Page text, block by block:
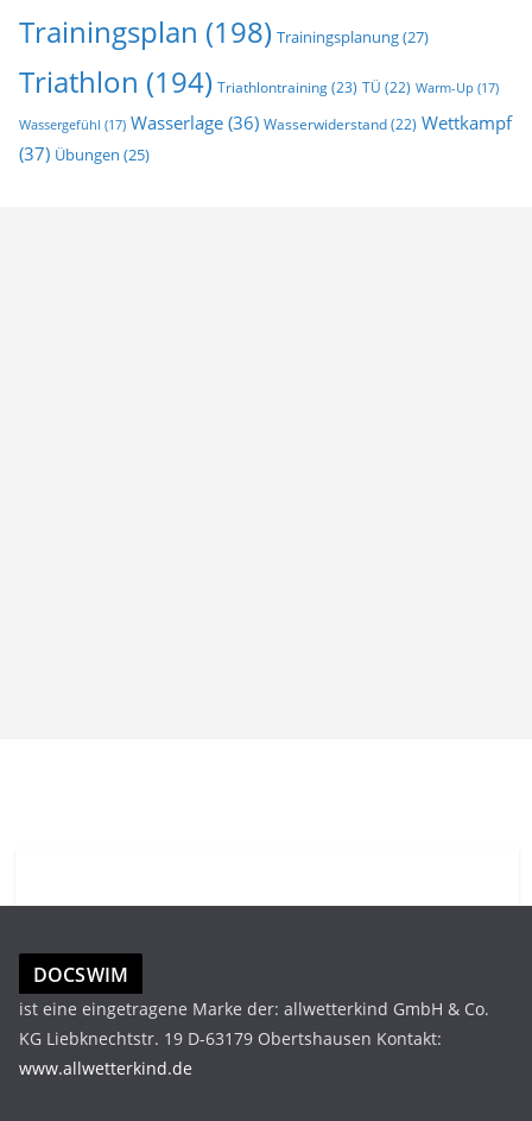
Trainingsplan (198) Trainingsplanung(27)
Triathlon (194) Triathlontraining(23) TÜ (22) Warm-Up (17)
Wassergefühl (17) Wasserlage (36) Wasserwiderstand(22) Wettkampf
(37) Übungen (25)
DOCSWIM
ist eine eingetragene Marke der: allwetterkind GmbH & Co.
KG Liebknechtstr. 19 D-63179 Obertshausen Kontakt:
www.allwetterkind.de